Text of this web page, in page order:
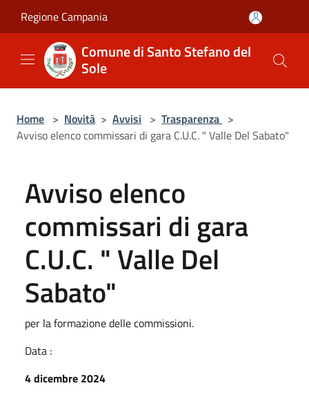
Regione Campania
Comune di Santo Stefano del
Sole
Home > Novità > Avvisi > Trasparenza >
Avviso elenco commissari di gara C.U.C. " Valle Del Sabato"
Avviso elenco
commissari di gara
C.U.C. " Valle Del
Sabato"
per la formazione delle commissioni.
Data :
4 dicembre 2024